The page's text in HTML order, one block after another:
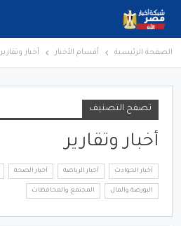
الصفحة الرئيسية أقسام الأخبار أخبار وتقارير
تصفح التصنيف
أخبار وتقارير
أخبار الحوادث أخبار الرياضة أخبار الصحة
البورصة والمال المجتمع والمحافظات